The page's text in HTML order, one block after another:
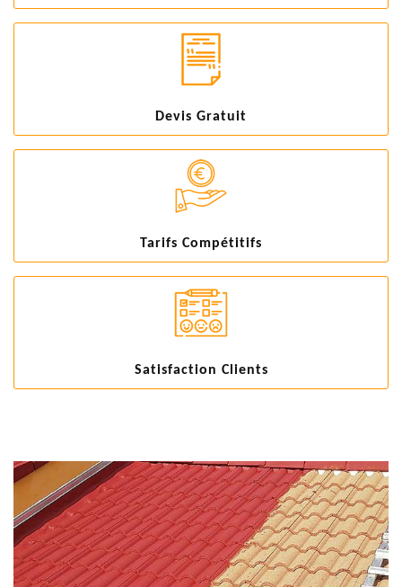
Devis Gratuit
Tarifs Compétitifs
Satisfaction Clients